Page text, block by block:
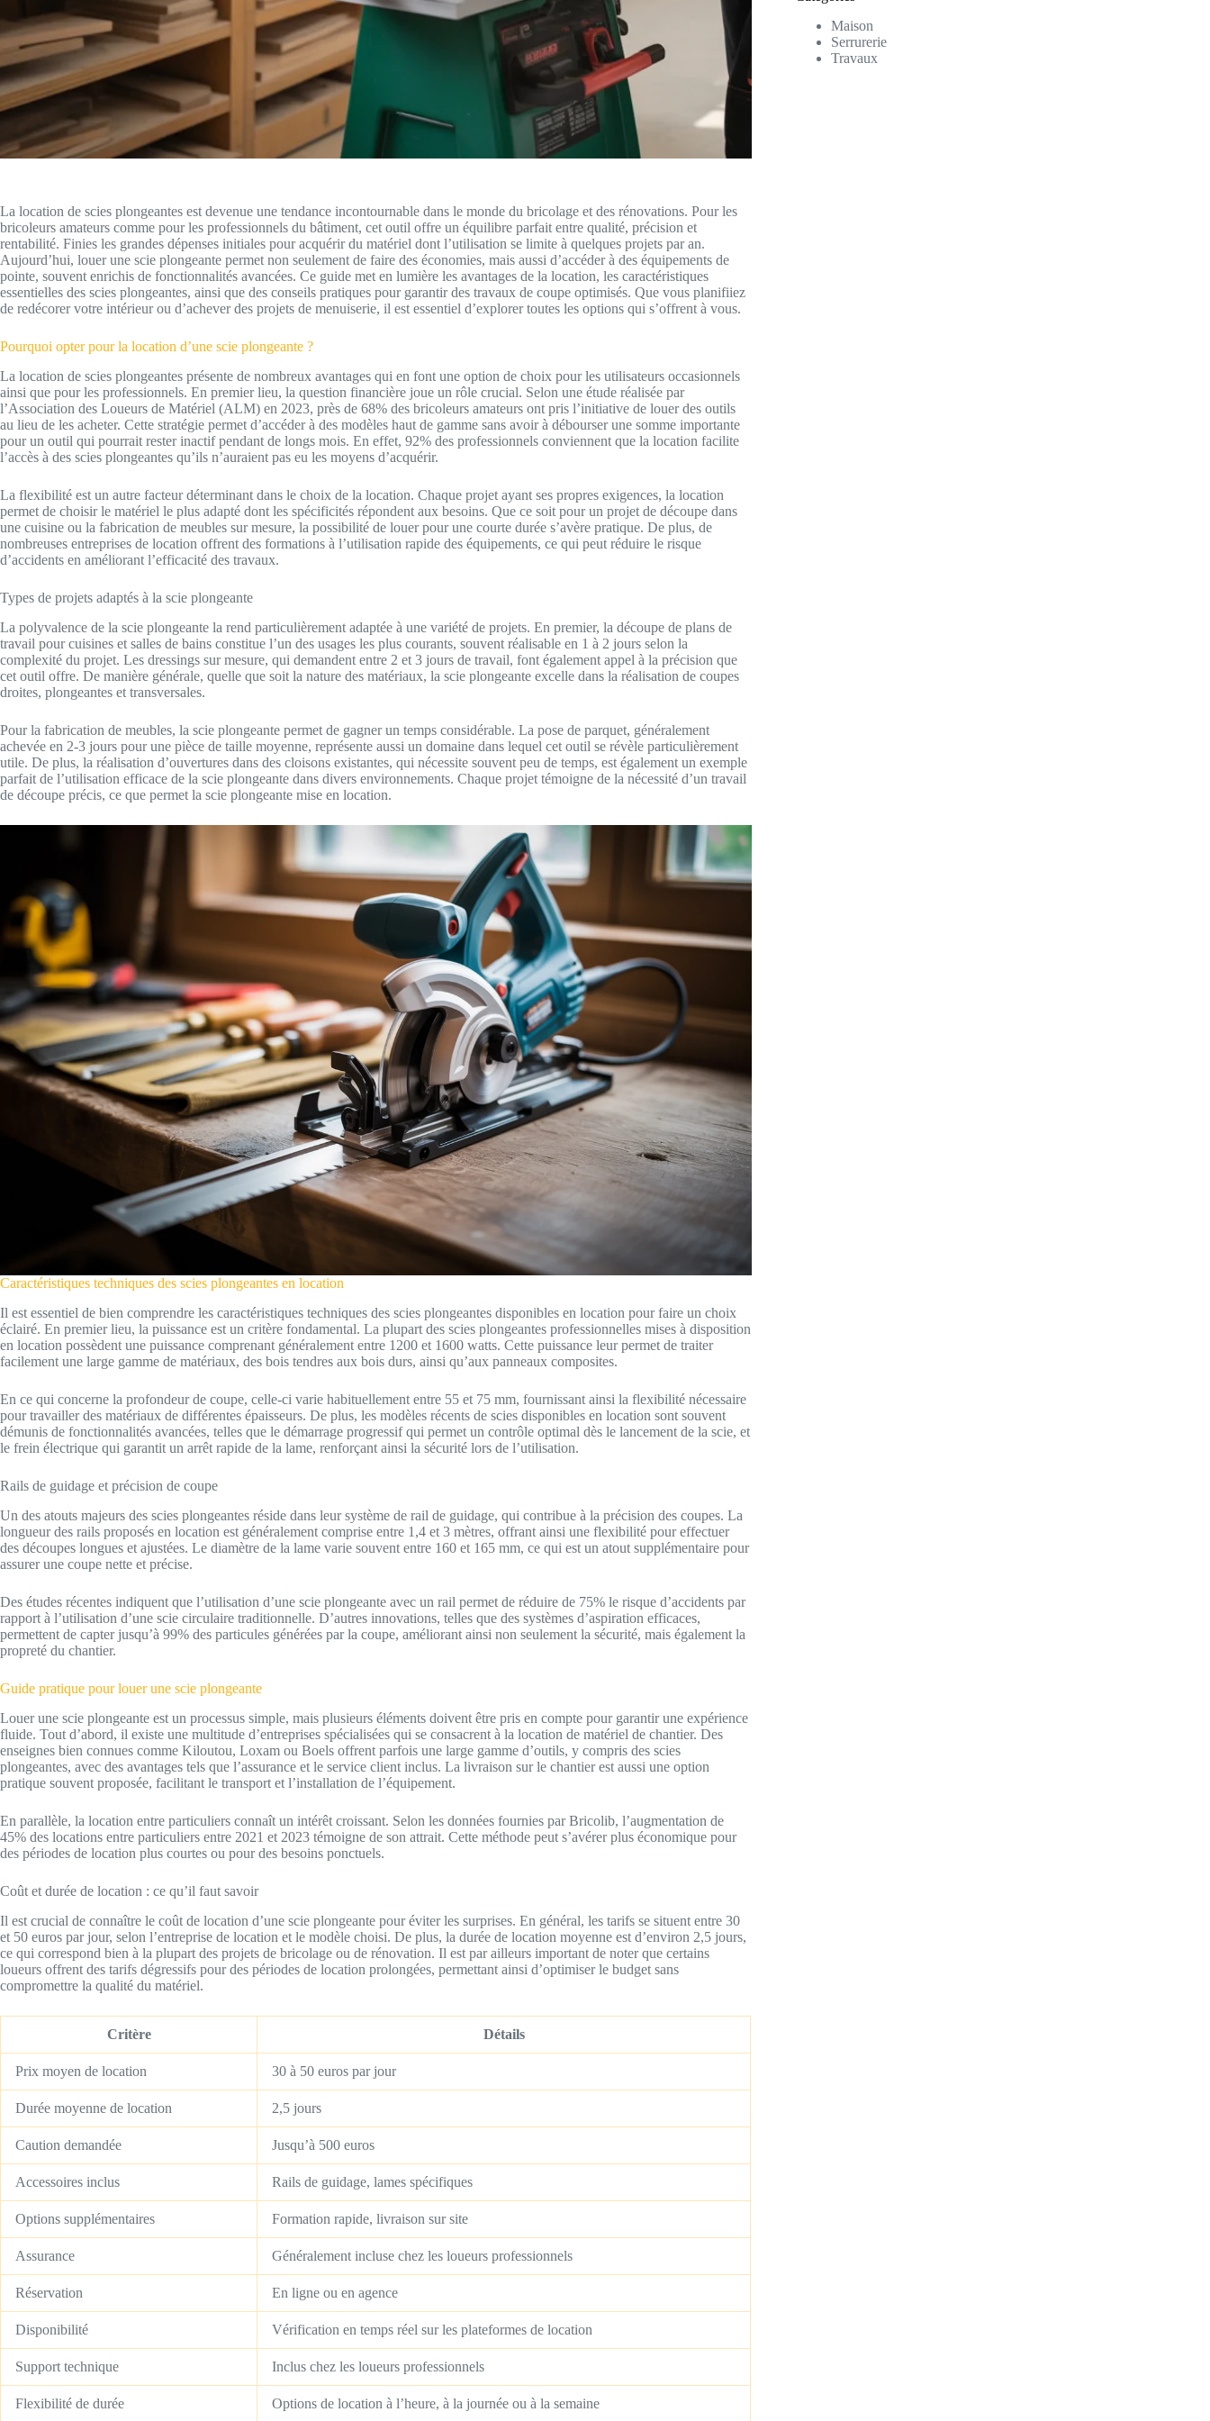
La location de scies plongeantes est devenue une tendance incontournable dans le monde du bricolage et des rénovations. Pour les
bricoleurs amateurs comme pour les professionnels du bâtiment, cet outil offre un équilibre parfait entre qualité, précision et
rentabilité. Finies les grandes dépenses initiales pour acquérir du matériel dont l’utilisation se limite à quelques projets par an.
Aujourd’hui, louer une scie plongeante permet non seulement de faire des économies, mais aussi d’accéder à des équipements de
pointe, souvent enrichis de fonctionnalités avancées. Ce guide met en lumière les avantages de la location, les caractéristiques
essentielles des scies plongeantes, ainsi que des conseils pratiques pour garantir des travaux de coupe optimisés. Que vous planifiiez
de redécorer votre intérieur ou d’achever des projets de menuiserie, il est essentiel d’explorer toutes les options qui s’offrent à vous.
Pourquoi opter pour la location d’une scie plongeante ?
La location de scies plongeantes présente de nombreux avantages qui en font une option de choix pour les utilisateurs occasionnels
ainsi que pour les professionnels. En premier lieu, la question financière joue un rôle crucial. Selon une étude réalisée par
l’Association des Loueurs de Matériel (ALM) en 2023, près de 68% des bricoleurs amateurs ont pris l’initiative de louer des outils
au lieu de les acheter. Cette stratégie permet d’accéder à des modèles haut de gamme sans avoir à débourser une somme importante
pour un outil qui pourrait rester inactif pendant de longs mois. En effet, 92% des professionnels conviennent que la location facilite
l’accès à des scies plongeantes qu’ils n’auraient pas eu les moyens d’acquérir.
La flexibilité est un autre facteur déterminant dans le choix de la location. Chaque projet ayant ses propres exigences, la location
permet de choisir le matériel le plus adapté dont les spécificités répondent aux besoins. Que ce soit pour un projet de découpe dans
une cuisine ou la fabrication de meubles sur mesure, la possibilité de louer pour une courte durée s’avère pratique. De plus, de
nombreuses entreprises de location offrent des formations à l’utilisation rapide des équipements, ce qui peut réduire le risque
d’accidents en améliorant l’efficacité des travaux.
Types de projets adaptés à la scie plongeante
La polyvalence de la scie plongeante la rend particulièrement adaptée à une variété de projets. En premier, la découpe de plans de
travail pour cuisines et salles de bains constitue l’un des usages les plus courants, souvent réalisable en 1 à 2 jours selon la
complexité du projet. Les dressings sur mesure, qui demandent entre 2 et 3 jours de travail, font également appel à la précision que
cet outil offre. De manière générale, quelle que soit la nature des matériaux, la scie plongeante excelle dans la réalisation de coupes
droites, plongeantes et transversales.
Pour la fabrication de meubles, la scie plongeante permet de gagner un temps considérable. La pose de parquet, généralement
achevée en 2-3 jours pour une pièce de taille moyenne, représente aussi un domaine dans lequel cet outil se révèle particulièrement
utile. De plus, la réalisation d’ouvertures dans des cloisons existantes, qui nécessite souvent peu de temps, est également un exemple
parfait de l’utilisation efficace de la scie plongeante dans divers environnements. Chaque projet témoigne de la nécessité d’un travail
de découpe précis, ce que permet la scie plongeante mise en location.
Caractéristiques techniques des scies plongeantes en location
Il est essentiel de bien comprendre les caractéristiques techniques des scies plongeantes disponibles en location pour faire un choix
éclairé. En premier lieu, la puissance est un critère fondamental. La plupart des scies plongeantes professionnelles mises à disposition
en location possèdent une puissance comprenant généralement entre 1200 et 1600 watts. Cette puissance leur permet de traiter
facilement une large gamme de matériaux, des bois tendres aux bois durs, ainsi qu’aux panneaux composites.
En ce qui concerne la profondeur de coupe, celle-ci varie habituellement entre 55 et 75 mm, fournissant ainsi la flexibilité nécessaire
pour travailler des matériaux de différentes épaisseurs. De plus, les modèles récents de scies disponibles en location sont souvent
démunis de fonctionnalités avancées, telles que le démarrage progressif qui permet un contrôle optimal dès le lancement de la scie, et
le frein électrique qui garantit un arrêt rapide de la lame, renforçant ainsi la sécurité lors de l’utilisation.
Rails de guidage et précision de coupe
Un des atouts majeurs des scies plongeantes réside dans leur système de rail de guidage, qui contribue à la précision des coupes. La
longueur des rails proposés en location est généralement comprise entre 1,4 et 3 mètres, offrant ainsi une flexibilité pour effectuer
des découpes longues et ajustées. Le diamètre de la lame varie souvent entre 160 et 165 mm, ce qui est un atout supplémentaire pour
assurer une coupe nette et précise.
Des études récentes indiquent que l’utilisation d’une scie plongeante avec un rail permet de réduire de 75% le risque d’accidents par
rapport à l’utilisation d’une scie circulaire traditionnelle. D’autres innovations, telles que des systèmes d’aspiration efficaces,
permettent de capter jusqu’à 99% des particules générées par la coupe, améliorant ainsi non seulement la sécurité, mais également la
propreté du chantier.
Guide pratique pour louer une scie plongeante
Louer une scie plongeante est un processus simple, mais plusieurs éléments doivent être pris en compte pour garantir une expérience
fluide. Tout d’abord, il existe une multitude d’entreprises spécialisées qui se consacrent à la location de matériel de chantier. Des
enseignes bien connues comme Kiloutou, Loxam ou Boels offrent parfois une large gamme d’outils, y compris des scies
plongeantes, avec des avantages tels que l’assurance et le service client inclus. La livraison sur le chantier est aussi une option
pratique souvent proposée, facilitant le transport et l’installation de l’équipement.
En parallèle, la location entre particuliers connaît un intérêt croissant. Selon les données fournies par Bricolib, l’augmentation de
45% des locations entre particuliers entre 2021 et 2023 témoigne de son attrait. Cette méthode peut s’avérer plus économique pour
des périodes de location plus courtes ou pour des besoins ponctuels.
Coût et durée de location : ce qu’il faut savoir
Il est crucial de connaître le coût de location d’une scie plongeante pour éviter les surprises. En général, les tarifs se situent entre 30
et 50 euros par jour, selon l’entreprise de location et le modèle choisi. De plus, la durée de location moyenne est d’environ 2,5 jours,
ce qui correspond bien à la plupart des projets de bricolage ou de rénovation. Il est par ailleurs important de noter que certains
loueurs offrent des tarifs dégressifs pour des périodes de location prolongées, permettant ainsi d’optimiser le budget sans
compromettre la qualité du matériel.
Critère Détails
Prix moyen de location 30 à 50 euros par jour
Durée moyenne de location 2,5 jours
Caution demandée Jusqu’à 500 euros
Accessoires inclus Rails de guidage, lames spécifiques
Options supplémentaires Formation rapide, livraison sur site
Assurance Généralement incluse chez les loueurs professionnels
Réservation En ligne ou en agence
Disponibilité Vérification en temps réel sur les plateformes de location
Support technique Inclus chez les loueurs professionnels
Flexibilité de durée Options de location à l’heure, à la journée ou à la semaine
Maison
Serrurerie
Travaux